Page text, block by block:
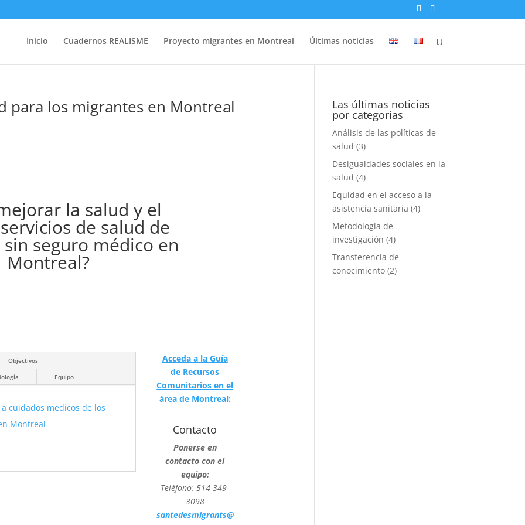
Inicio Cuadernos REALISME Proyecto migrantes en Montreal Últimas noticias
para los migrantes en Montreal
la salud y el
de salud de
seguro médico en
Montreal?
Objectivos
Equipo
Acceda a la Guía
de Recursos
Comunitarios en el
área de Montreal:
Contacto
Ponerse en
contacto con el
equipo:
Teléfono: 514-349-
3098
santedesmigrants@
Las últimas noticias
por categorías
Análisis de las políticas de
salud (3)
Desigualdades sociales en la
salud (4)
Equidad en el acceso a la
asistencia sanitaria (4)
Metodología de
investigación (4)
Transferencia de
conocimiento (2)